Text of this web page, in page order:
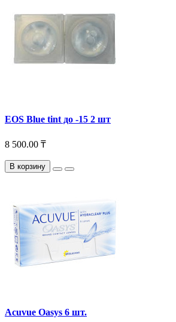
EOS Blue tint до -15 2 шт
8 500.00 ₸
В корзину
Acuvue Oasys 6 шт.